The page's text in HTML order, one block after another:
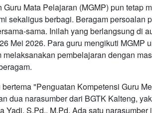
Guru Mata Pelajaran (MGMP) pun tetap
sekaligus berbagi. Beragam persoalan
sama. Inilah yang berlangsung di
Mei 2026. Para guru mengikuti MGMP
melaksanakan pembelajaran dengan
bertema "Penguatan Kompetensi Guru
dua narasumber dari BGTK Kalteng,
Yadi, S.Pd., M.Pd. Ada satu